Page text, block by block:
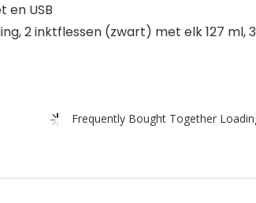
en USB
2 inktflessen (zwart) met elk 127
Frequently Bought Together